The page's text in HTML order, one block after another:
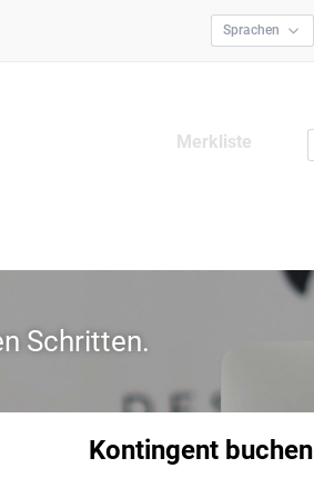
Sprachen
Merkliste
Schritten.
Kontingent buchen